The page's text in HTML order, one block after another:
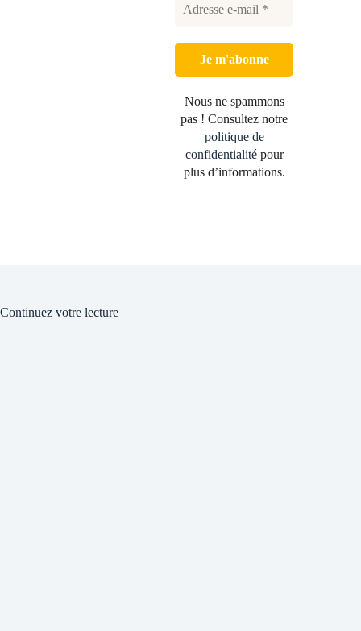
Nous ne spammons
pas ! Consultez notre
politique de
confidentialitépour
plus d’informations.
Continuez votre lecture